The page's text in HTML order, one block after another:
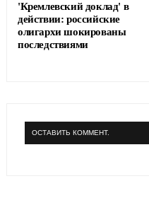
'Кремлевский доклад' в
действии: российские
олигархи шокированы
последствиями
ОСТАВИТЬ КОММЕНТ.